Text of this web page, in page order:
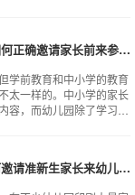
幼儿园的家长会怎么开？幼儿园如何正确邀请家长前来参会？
学前教育和中小学的教育
太一样的。中小学的家长
，而幼儿园除了学习方
幼儿园招生宣传文案怎么写？如何邀请准新生家长来幼儿园参观？